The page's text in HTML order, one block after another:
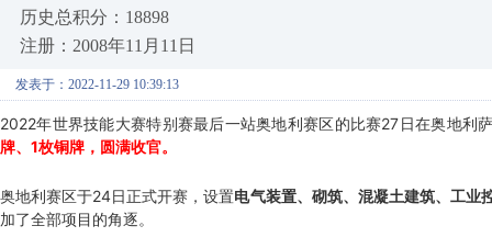
历史总积分：18898
注册：2008年11月11日
发表于：2022-11-29 10:39:13
2022年世界技能大赛特别赛最后一站奥地利赛区的比赛27日在奥地利
牌、1枚铜牌，圆满收官。
奥地利赛区于24日正式开赛，设置电气装置、砌筑、混凝土建筑、工业
加了全部项目的角逐。